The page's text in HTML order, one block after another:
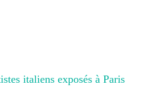
italiens exposés à Paris